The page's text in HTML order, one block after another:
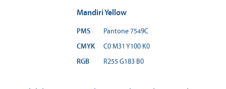
Mandiri Yellow
PMS
Pantone 7549C
CMYK
C0 M31 Y100 K0
RGB
R255 G183 B0